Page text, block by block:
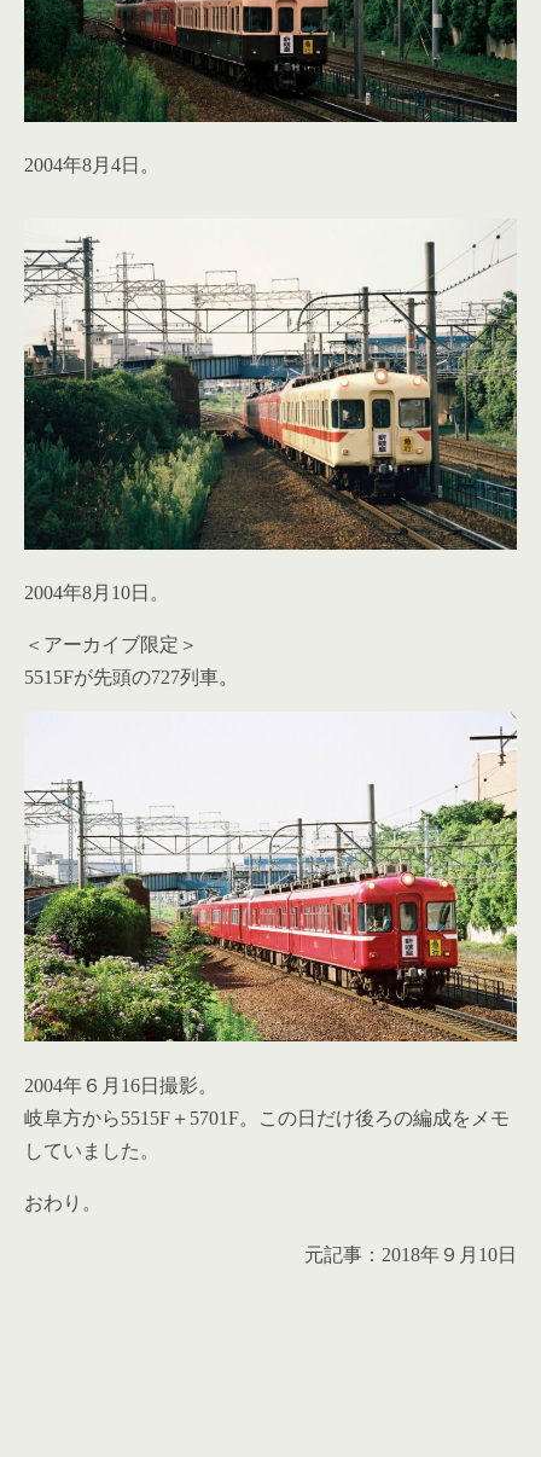
2004年8月4日。
2004年8月10日。
＜アーカイブ限定＞
5515Fが先頭の727列車。
2004年６月16日撮影。
岐阜方から5515F＋5701F。この日だけ後ろの編成をメモ
していました。
おわり。
元記事：2018年９月10日